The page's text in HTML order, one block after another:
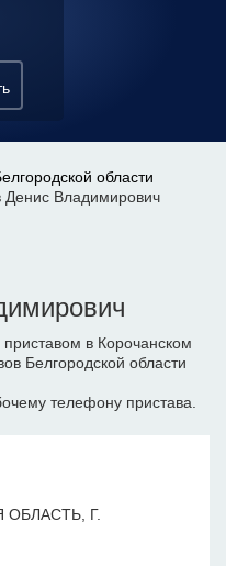
области
Денис Владимирович
в Корочанском
Белгородской области
телефону пристава.
ОБЛАСТЬ, Г.